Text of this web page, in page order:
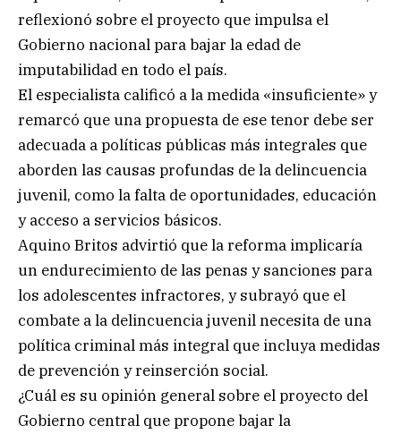
reflexionó sobre el proyecto que impulsa el
Gobierno nacional para bajar la edad de
imputabilidad en todo el país.
El especialista calificó a la medida «insuficiente» y
remarcó que una propuesta de ese tenor debe ser
adecuada a políticas públicas más integrales que
aborden las causas profundas de la delincuencia
juvenil, como la falta de oportunidades, educación
y acceso a servicios básicos.
Aquino Britos advirtió que la reforma implicaría
un endurecimiento de las penas y sanciones para
los adolescentes infractores, y subrayó que el
combate a la delincuencia juvenil necesita de una
política criminal más integral que incluya medidas
de prevención y reinserción social.
¿Cuál es su opinión general sobre el proyecto del
Gobierno central que propone bajar la